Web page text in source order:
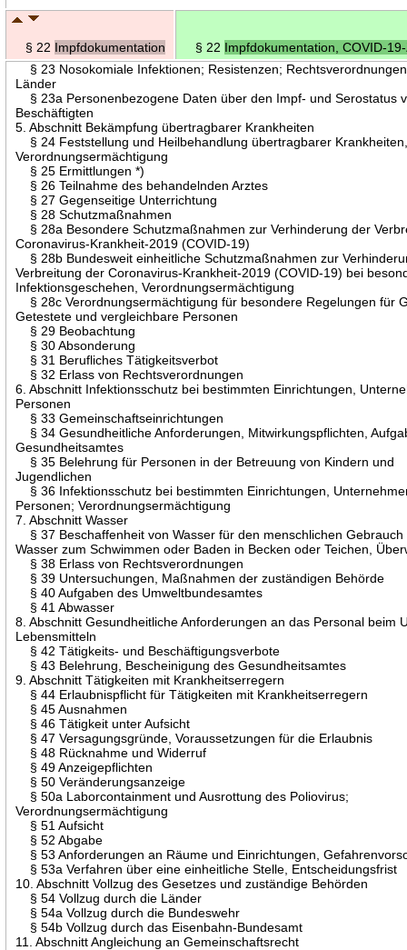
§ 22 Impfdokumentation § 22 Impfdokumentation, COVID-
§ 23 Nosokomiale Infektionen; Resistenzen;
Länder
§ 23a Personenbezogene Daten über den Impf- und Serostatus
Beschäftigten
5. Abschnitt Bekämpfung übertragbarer Krankheiten
§ 24 Feststellung und Heilbehandlung übertragbarer
Verordnungsermächtigung
§ 25 Ermittlungen *)
§ 26 Teilnahme des behandelnden Arztes
§ 27 Gegenseitige Unterrichtung
§ 28 Schutzmaßnahmen
§ 28a Besondere Schutzmaßnahmen zur Verhinderung der
Coronavirus-Krankheit-2019 (COVID-19)
§ 28b Bundesweit einheitliche Schutzmaßnahmen zur
Verbreitung der Coronavirus-Krankheit-2019 (COVID-19) bei
Infektionsgeschehen, Verordnungsermächtigung
§ 28c Verordnungsermächtigung für besondere Regelungen für
Getestete und vergleichbare Personen
§ 29 Beobachtung
§ 30 Absonderung
§ 31 Berufliches Tätigkeitsverbot
§ 32 Erlass von Rechtsverordnungen
6. Abschnitt Infektionsschutz bei bestimmten Einrichtungen,
Personen
§ 33 Gemeinschaftseinrichtungen
§ 34 Gesundheitliche Anforderungen, Mitwirkungspflichten,
Gesundheitsamtes
§ 35 Belehrung für Personen in der Betreuung von Kindern und
Jugendlichen
§ 36 Infektionsschutz bei bestimmten Einrichtungen,
Personen; Verordnungsermächtigung
7. Abschnitt Wasser
§ 37 Beschaffenheit von Wasser für den menschlichen Gebrauch
Wasser zum Schwimmen oder Baden in Becken oder Teichen,
§ 38 Erlass von Rechtsverordnungen
§ 39 Untersuchungen, Maßnahmen der zuständigen Behörde
§ 40 Aufgaben des Umweltbundesamtes
§ 41 Abwasser
8. Abschnitt Gesundheitliche Anforderungen an das Personal beim
Lebensmitteln
§ 42 Tätigkeits- und Beschäftigungsverbote
§ 43 Belehrung, Bescheinigung des Gesundheitsamtes
9. Abschnitt Tätigkeiten mit Krankheitserregern
§ 44 Erlaubnispflicht für Tätigkeiten mit Krankheitserregern
§ 45 Ausnahmen
§ 46 Tätigkeit unter Aufsicht
§ 47 Versagungsgründe, Voraussetzungen für die Erlaubnis
§ 48 Rücknahme und Widerruf
§ 49 Anzeigepflichten
§ 50 Veränderungsanzeige
§ 50a Laborcontainment und Ausrottung des Poliovirus;
Verordnungsermächtigung
§ 51 Aufsicht
§ 52 Abgabe
§ 53 Anforderungen an Räume und Einrichtungen,
§ 53a Verfahren über eine einheitliche Stelle, Entscheidungsfrist
10. Abschnitt Vollzug des Gesetzes und zuständige Behörden
§ 54 Vollzug durch die Länder
§ 54a Vollzug durch die Bundeswehr
§ 54b Vollzug durch das Eisenbahn-Bundesamt
11. Abschnitt Angleichung an Gemeinschaftsrecht